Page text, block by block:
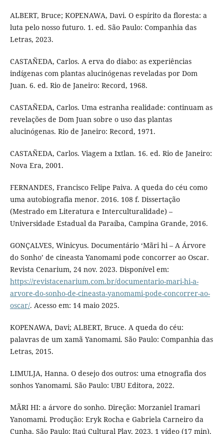
ALBERT, Bruce; KOPENAWA, Davi. O espírito da floresta: a
luta pelo nosso futuro. 1. ed. São Paulo: Companhia das
Letras, 2023.
CASTAÑEDA, Carlos. A erva do diabo: as experiências
indígenas com plantas alucinógenas reveladas por Dom
Juan. 6. ed. Rio de Janeiro: Record, 1968.
CASTAÑEDA, Carlos. Uma estranha realidade: continuam as
revelações de Dom Juan sobre o uso das plantas
alucinógenas. Rio de Janeiro: Record, 1971.
CASTAÑEDA, Carlos. Viagem a Ixtlan. 16. ed. Rio de Janeiro:
Nova Era, 2001.
FERNANDES, Francisco Felipe Paiva. A queda do céu como
uma autobiografia menor. 2016. 108 f. Dissertação
(Mestrado em Literatura e Interculturalidade) –
Universidade Estadual da Paraíba, Campina Grande, 2016.
GONÇALVES, Winicyus. Documentário ‘Mãri hi – A Árvore
do Sonho’ de cineasta Yanomami pode concorrer ao Oscar.
Revista Cenarium, 24 nov. 2023. Disponível em:
https://revistacenarium.com.br/documentario-mari-hi-a-
arvore-do-sonho-de-cineasta-yanomami-pode-concorrer-ao-
oscar/. Acesso em: 14 maio 2025.
KOPENAWA, Davi; ALBERT, Bruce. A queda do céu:
palavras de um xamã Yanomami. São Paulo: Companhia das
Letras, 2015.
LIMULJA, Hanna. O desejo dos outros: uma etnografia dos
sonhos Yanomami. São Paulo: UBU Editora, 2022.
MÃRI HI: a árvore do sonho. Direção: Morzaniel Iramari
Yanomami. Produção: Eryk Rocha e Gabriela Carneiro da
Cunha. São Paulo: Itaú Cultural Play, 2023. 1 vídeo (17 min).